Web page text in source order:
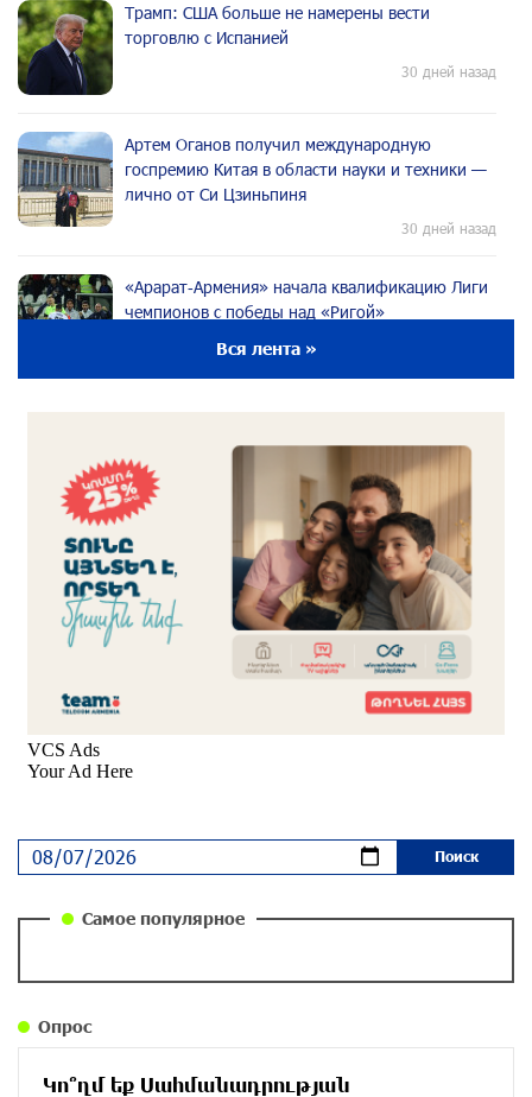
Трамп: США больше не намерены вести
торговлю с Испанией
30 дней назад
Артем Оганов получил международную
госпремию Китая в области науки и техники —
лично от Си Цзиньпиня
30 дней назад
«Арарат‑Армения» начала квалификацию Лиги
чемпионов с победы над «Ригой»
Аравийским морем
30 дней назад
Вопрос об аресте Чалабяна дошел до
Европейского парламента: «Паст»
около одного месяца назад
и чего на самом деле ожидает общество?
парламентского бойкота оппозиции - пустая
повестка дня? «Паст»
около одного месяца назад
Вся лента »
Самое популярное
Опрос
Կո՞ղմ եք Սահմանադրության